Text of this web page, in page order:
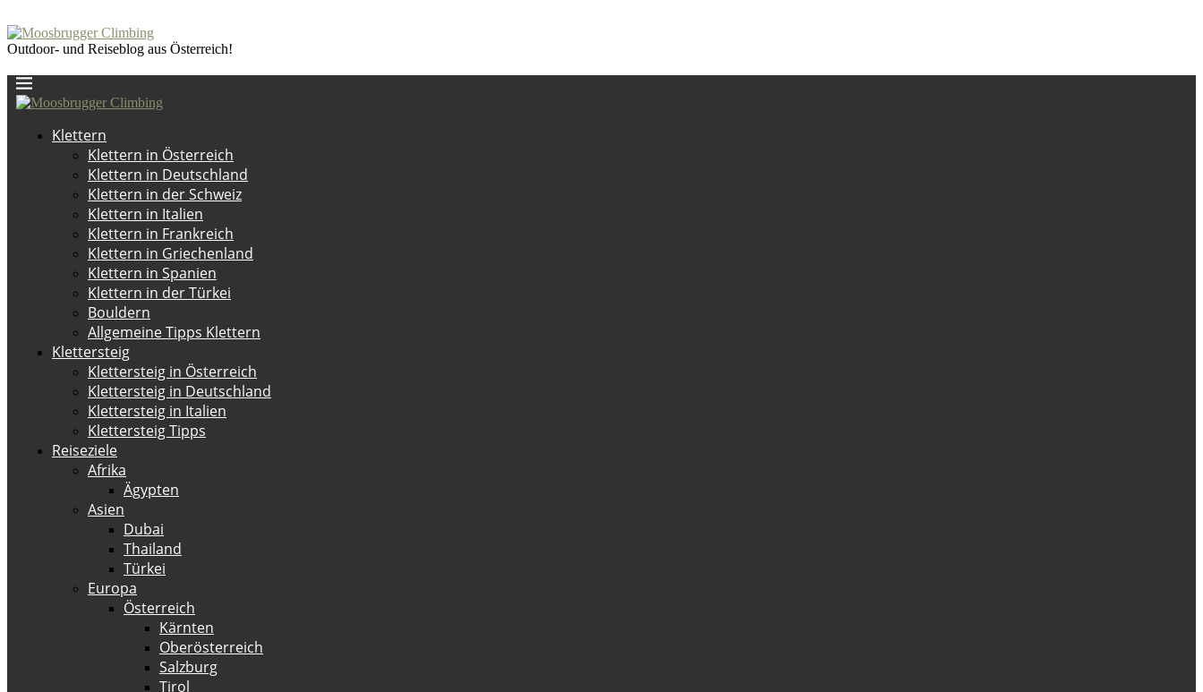
Outdoor- und Reiseblog aus Österreich!
Klettern
Klettern in Österreich
Klettern in Deutschland
Klettern in der Schweiz
Klettern in Italien
Klettern in Frankreich
Klettern in Griechenland
Klettern in Spanien
Klettern in der Türkei
Bouldern
Allgemeine Tipps Klettern
Klettersteig
Klettersteig in Österreich
Klettersteig in Deutschland
Klettersteig in Italien
Klettersteig Tipps
Reiseziele
Afrika
Ägypten
Asien
Dubai
Thailand
Türkei
Europa
Österreich
Kärnten
Oberösterreich
Salzburg
Tirol